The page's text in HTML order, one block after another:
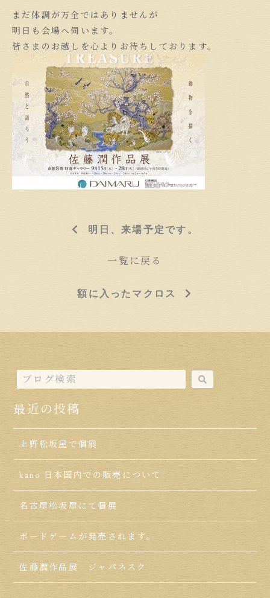
まだ体調が万全ではありませんが
明日も会場へ伺います。
皆さまのお越しを心よりお待ちしております。
明日、来場予定です。
一覧に戻る
額に入ったマクロス
最近の投稿
上野松坂屋で個展
kano 日本国内での販売について
名古屋松坂屋にて個展
ボードゲームが発売されます。
佐藤潤作品展 ジャパネスク